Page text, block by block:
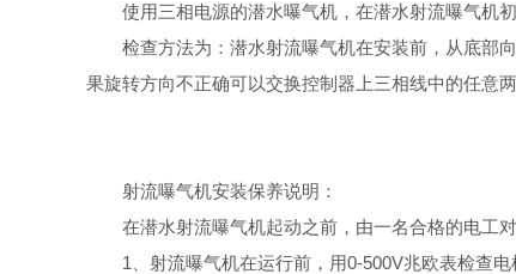
使用三相电源的潜水曝气机，在潜水射流曝气机
检查方法为：潜水射流曝气机在安装前，从底部
果旋转方向不正确可以交换控制器上三相线中的任意
射流曝气机安装保养说明：
在潜水射流曝气机起动之前，由一名合格的电工
1、射流曝气机在运行前，用0-500V兆欧表检查